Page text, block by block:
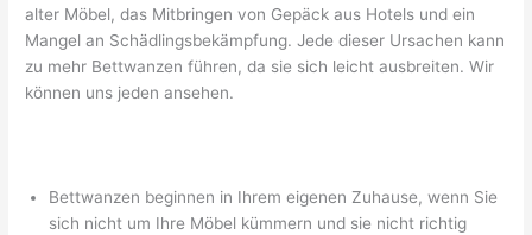
alter Möbel, das Mitbringen von Gepäck aus Hotels und ein
Mangel an Schädlingsbekämpfung. Jede dieser Ursachen kann
zu mehr Bettwanzen führen, da sie sich leicht ausbreiten. Wir
können uns jeden ansehen.
Bettwanzen beginnen in Ihrem eigenen Zuhause, wenn Sie
sich nicht um Ihre Möbel kümmern und sie nicht richtig